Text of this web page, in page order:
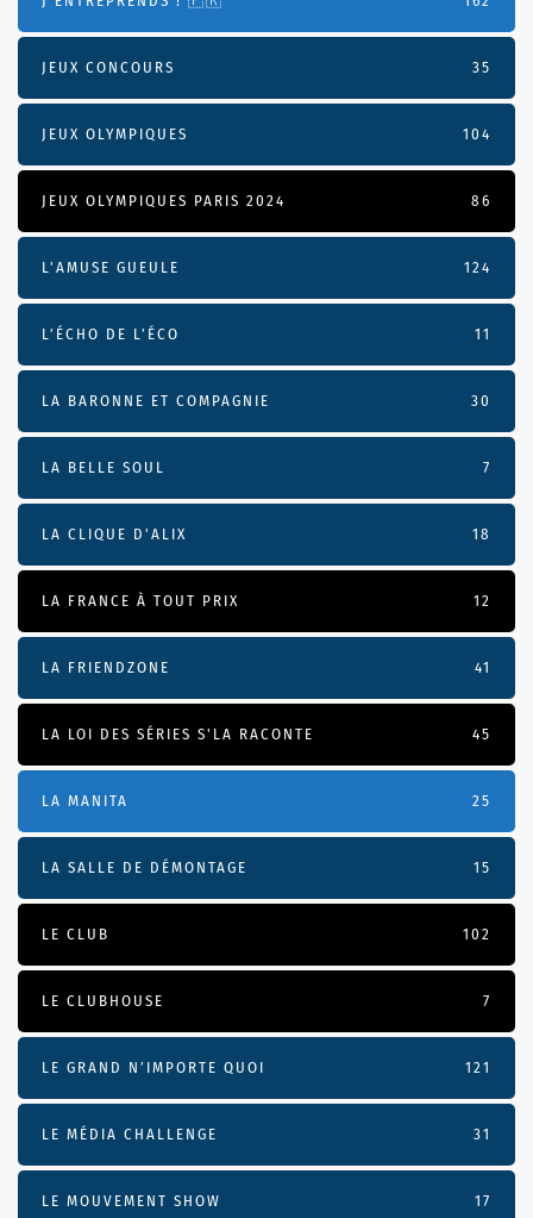
JEUX CONCOURS 35
JEUX OLYMPIQUES 104
JEUX OLYMPIQUES PARIS 2024 86
L'AMUSE GUEULE 124
L’ÉCHO DE L’ÉCO 11
LA BARONNE ET COMPAGNIE 30
LA BELLE SOUL 7
LA CLIQUE D'ALIX 18
LA FRANCE À TOUT PRIX 12
LA FRIENDZONE 41
LA LOI DES SÉRIES S'LA RACONTE 45
LA MANITA 25
LA SALLE DE DÉMONTAGE 15
LE CLUB 102
LE CLUBHOUSE 7
LE GRAND N’IMPORTE QUOI 121
LE MÉDIA CHALLENGE 31
LE MOUVEMENT SHOW 17